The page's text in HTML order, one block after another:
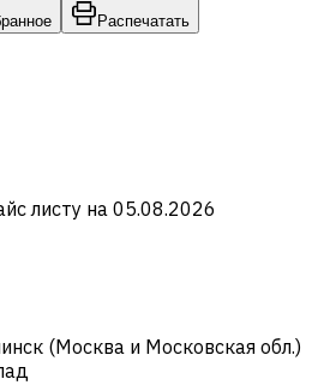
Распечатать
листу на 05.08.2026
(Москва и Московская обл.)